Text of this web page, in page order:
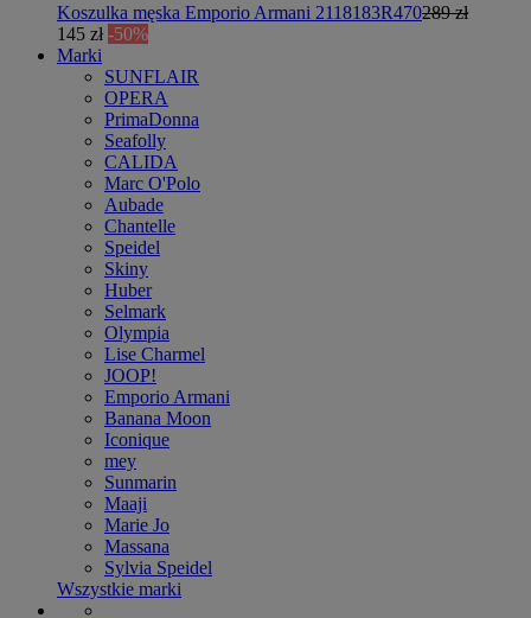
Koszulka męska Emporio Armani 2118183R470289 zł
145 zł -50%
Marki
SUNFLAIR
OPERA
PrimaDonna
Seafolly
CALIDA
Marc O'Polo
Aubade
Chantelle
Speidel
Skiny
Huber
Selmark
Olympia
Lise Charmel
JOOP!
Emporio Armani
Banana Moon
Iconique
mey
Sunmarin
Maaji
Marie Jo
Massana
Sylvia Speidel
Wszystkie marki